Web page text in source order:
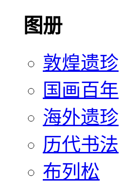
图册
敦煌遗珍
国画百年
海外遗珍
历代书法
布列松